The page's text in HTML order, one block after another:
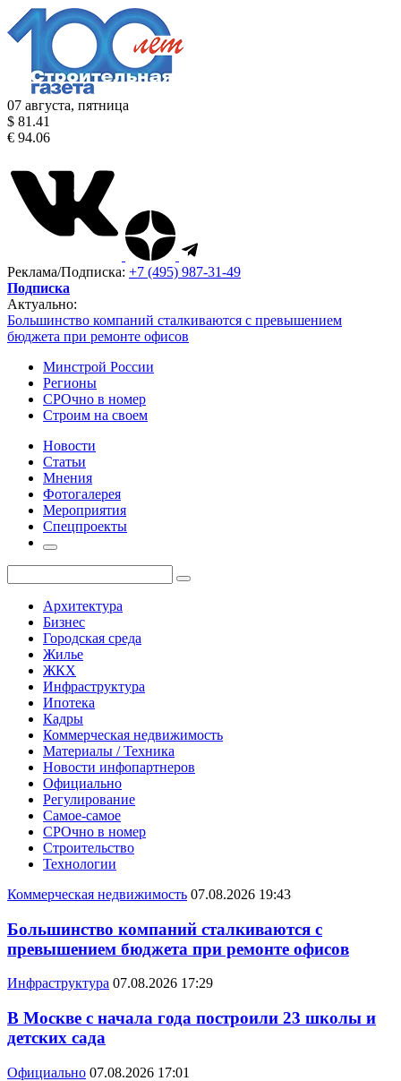
07 августа, пятница
$ 81.41
€ 94.06
Реклама/Подписка: +7 (495) 987-31-49
Подписка
Актуально:
Большинство компаний сталкиваются с превышением
бюджета при ремонте офисов
Минстрой России
Регионы
СРОчно в номер
Строим на своем
Новости
Статьи
Мнения
Фотогалерея
Мероприятия
Спецпроекты
Архитектура
Бизнес
Городская среда
Жилье
ЖКХ
Инфраструктура
Ипотека
Кадры
Коммерческая недвижимость
Материалы / Техника
Новости инфопартнеров
Официально
Регулирование
Самое-самое
СРОчно в номер
Строительство
Технологии
Коммерческая недвижимость 07.08.2026 19:43
Большинство компаний сталкиваются с
превышением бюджета при ремонте офисов
Инфраструктура 07.08.2026 17:29
В Москве с начала года построили 23 школы и
детских сада
Официально 07.08.2026 17:01